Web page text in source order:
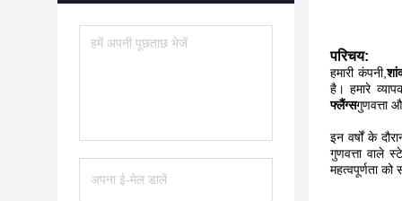
परिचय:
हमारी कंपनी,
है। हमारे
फ्लैंग्सगुणवत्ता
इन वर्षों के
गुणवत्ता वाले
महत्वपूर्णता